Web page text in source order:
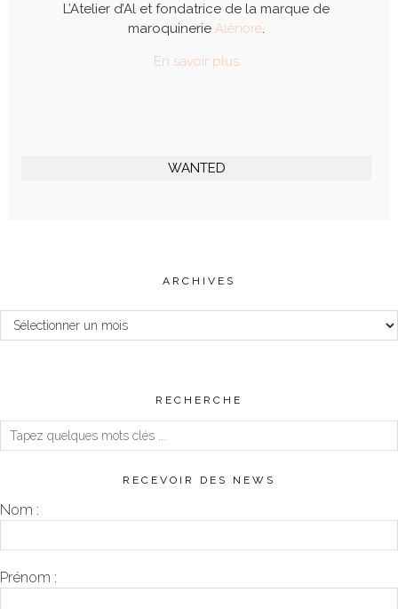
L’Atelier d’Al et fondatrice de la marque de
maroquinerie Alénore.
En savoir plus
WANTED
ARCHIVES
Archives
RECHERCHE
RECEVOIR DES NEWS
Nom :
Prénom :